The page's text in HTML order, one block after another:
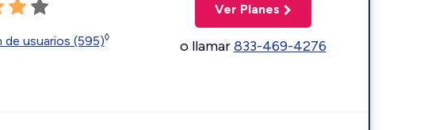
de usuarios (595)◊
Ver Planes
o llamar833-469-4276